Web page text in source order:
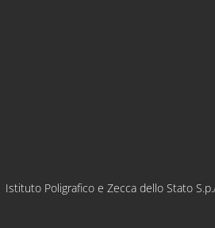
Istituto Poligrafico e Zecca dello Stato